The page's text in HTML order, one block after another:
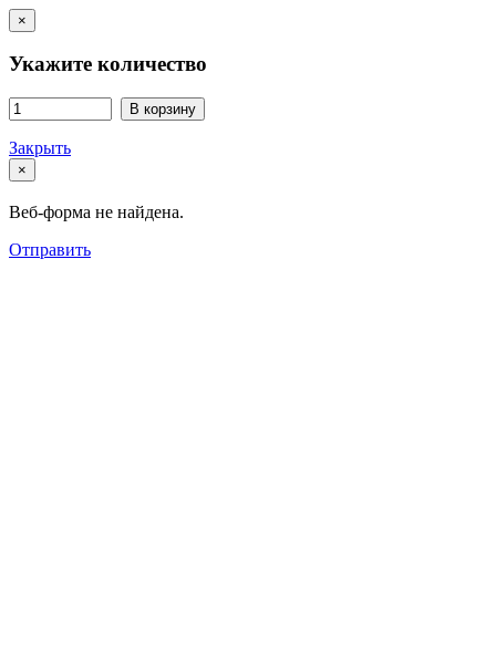
×
Укажите количество
В корзину
Закрыть
×
Веб-форма не найдена.
Отправить